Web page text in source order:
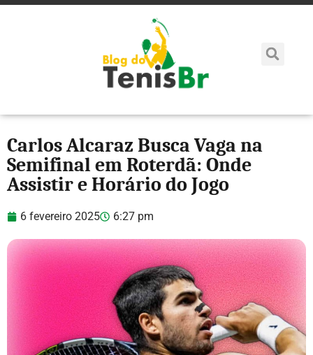
Carlos Alcaraz Busca Vaga na
Semifinal em Roterdã: Onde
Assistir e Horário do Jogo
6 fevereiro 2025 6:27 pm